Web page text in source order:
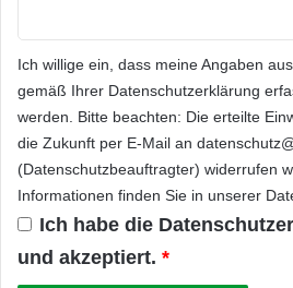
Ich willige ein, dass meine Angaben
gemäß Ihrer Datenschutzerklärung
werden. Bitte beachten: Die erteilte
die Zukunft per E-Mail an
(Datenschutzbeauftragter) widerrufen
Informationen finden Sie in unserer
Ich habe die
und akzeptiert. *